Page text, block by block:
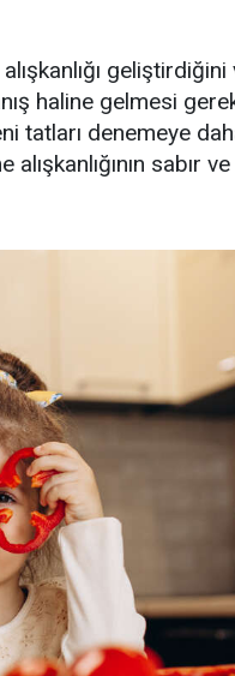
haline gelmesi
tatları denemeye
sabır